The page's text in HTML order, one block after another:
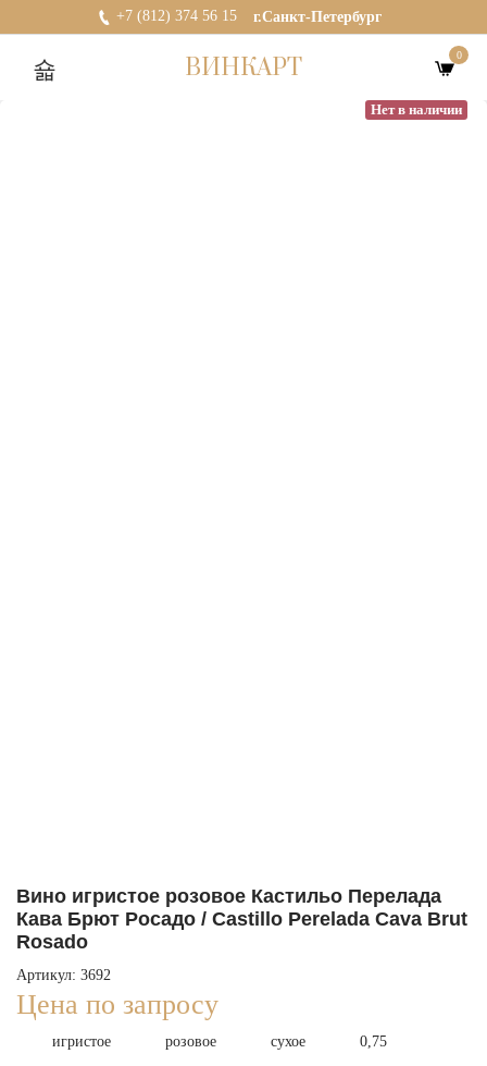
+7 (812) 374 56 15 г.Санкт-Петербург
ВИНКАРТ 0
Нет в наличии
Вино игристое розовое Кастильо Перелада
Кава Брют Росадо / Castillo Perelada Cava Brut
Rosado
Артикул: 3692
Цена по запросу
игристое розовое сухое 0,75